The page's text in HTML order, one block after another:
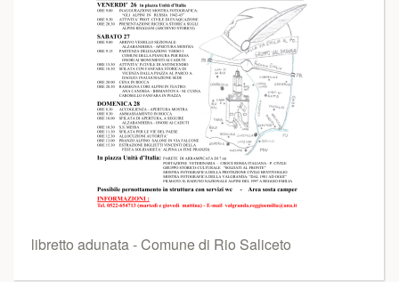
libretto adunata - Comune di Rio Saliceto